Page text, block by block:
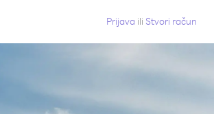
Prijava ili Stvori račun